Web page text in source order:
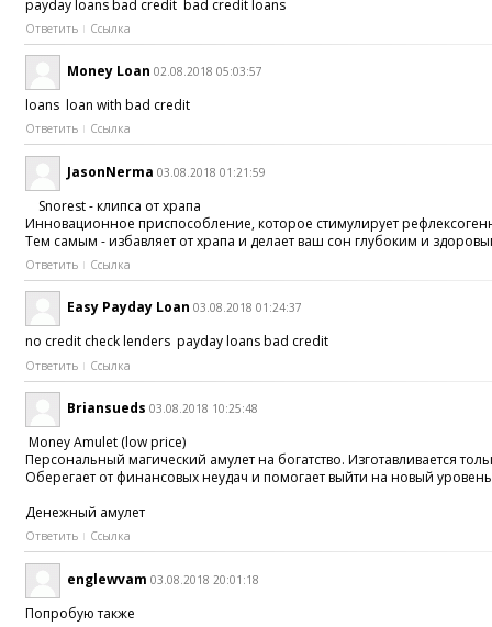
payday loans bad credit bad credit loans
Ответить Ссылка
Money Loan 02.08.2018 05:03:57
loans loan with bad credit
Ответить Ссылка
JasonNerma 03.08.2018 01:21:59
Snorest - клипса от храпа
Инновационное приспособление, которое стимулирует
Тем самым - избавляет от храпа и делает ваш сон глубоким и
Ответить Ссылка
Easy Payday Loan 03.08.2018 01:24:37
no credit check lenders payday loans bad credit
Ответить Ссылка
Briansueds 03.08.2018 10:25:48
Money Amulet (low price)
Персональный магический амулет на богатство. Изготавливается
Оберегает от финансовых неудач и помогает выйти на новый
Денежный амулет
Ответить Ссылка
englewvam 03.08.2018 20:01:18
Попробую также